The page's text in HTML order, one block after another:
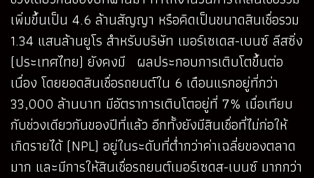
เพิ่มขึ้นเป็น 4.6 ล้านสัญญา หรือคิดเป็นขนาดสินเชื่อรวม
1.34 แสนล้านยูโร สำหรับบริษัท เมอร์เซเดส-เบนซ์ ลีสซิ่ง
(ประเทศไทย) ยังคงมี ผลประกอบการเติบโตขึ้นต่อ
เนื่อง โดยยอดสินเชื่อรถยนต์ใน 6 เดือนแรกอยู่ที่กว่า
33,000 ล้านบาท มีอัตราการเติบโตอยู่ที่ 7% เมื่อเทียบ
กับช่วงเดียวกันของปีที่แล้ว อีกทั้งยังมีสินเชื่อที่ไม่ก่อให้
เกิดรายได้ (NPL) อยู่ในระดับที่ต่ำกว่าค่าเฉลี่ยของตลาด
มาก และมีการให้สินเชื่อรถยนต์เมอร์เซดส-เบนซ์ มากกว่า